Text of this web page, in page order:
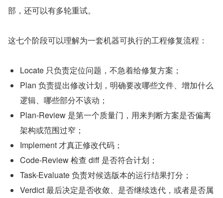
部，还可以有多轮重试。
这七个阶段可以理解为一套机器可执行的工程修复流程：
Locate 只负责定位问题，不急着给修复方案；
Plan 负责提出修改计划，明确要改哪些文件、增加什么
逻辑、哪些部分不该动；
Plan-Review 是第一个质量门，用来判断方案是否偏离
架构或范围过窄；
Implement 才真正修改代码；
Code-Review 检查 diff 是否符合计划；
Task-Evaluate 负责对候选版本的运行结果打分；
Verdict 最后决定是否收敛、是否继续迭代，或者是否属